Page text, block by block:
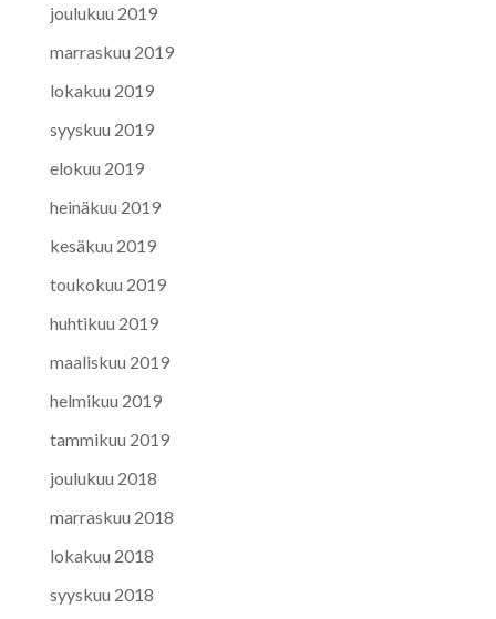
joulukuu 2019
marraskuu 2019
lokakuu 2019
syyskuu 2019
elokuu 2019
heinäkuu 2019
kesäkuu 2019
toukokuu 2019
huhtikuu 2019
maaliskuu 2019
helmikuu 2019
tammikuu 2019
joulukuu 2018
marraskuu 2018
lokakuu 2018
syyskuu 2018